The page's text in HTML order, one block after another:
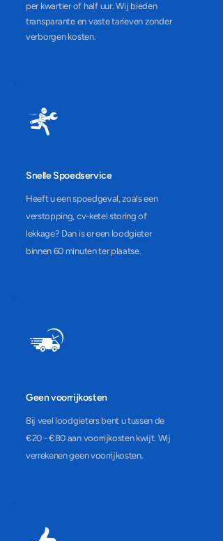
per kwartier of half uur. Wij bieden
transparante en vaste tarieven zonder
verborgen kosten.
Snelle Spoedservice
​Heeft u een spoedgeval, zoals een
verstopping, cv-ketel storing of
lekkage? Dan is er een loodgieter
binnen 60 minuten ter plaatse.
Geen voorrijkosten
Bij veel loodgieters bent u tussen de
€20 - €80 aan voorrijkosten kwijt. Wij
verrekenen geen voorrijkosten.